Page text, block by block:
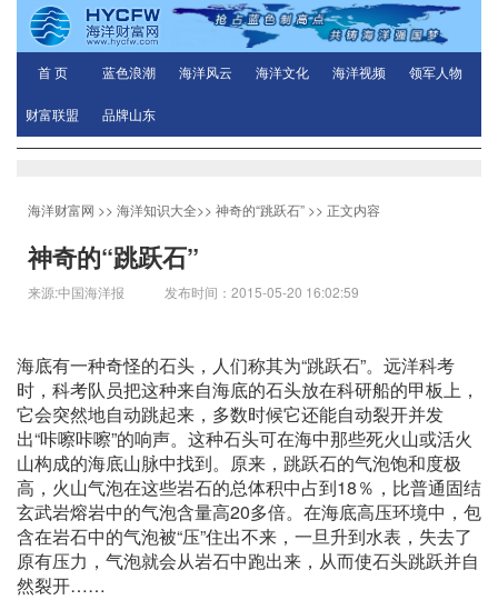
首 页 蓝色浪潮 海洋风云 海洋文化 海洋视频 领军人物
财富联盟 品牌山东
海洋财富网 >> 海洋知识大全>> 神奇的“跳跃石” >> 正文内容
神奇的“跳跃石”
来源:中国海洋报 发布时间：2015-05-20 16:02:59
海底有一种奇怪的石头，人们称其为“跳跃石”。远洋科考
时，科考队员把这种来自海底的石头放在科研船的甲板上，
它会突然地自动跳起来，多数时候它还能自动裂开并发
出“咔嚓咔嚓”的响声。这种石头可在海中那些死火山或活火
山构成的海底山脉中找到。原来，跳跃石的气泡饱和度极
高，火山气泡在这些岩石的总体积中占到18％，比普通固结
玄武岩熔岩中的气泡含量高20多倍。在海底高压环境中，包
含在岩石中的气泡被“压”住出不来，一旦升到水表，失去了
原有压力，气泡就会从岩石中跑出来，从而使石头跳跃并自
然裂开……